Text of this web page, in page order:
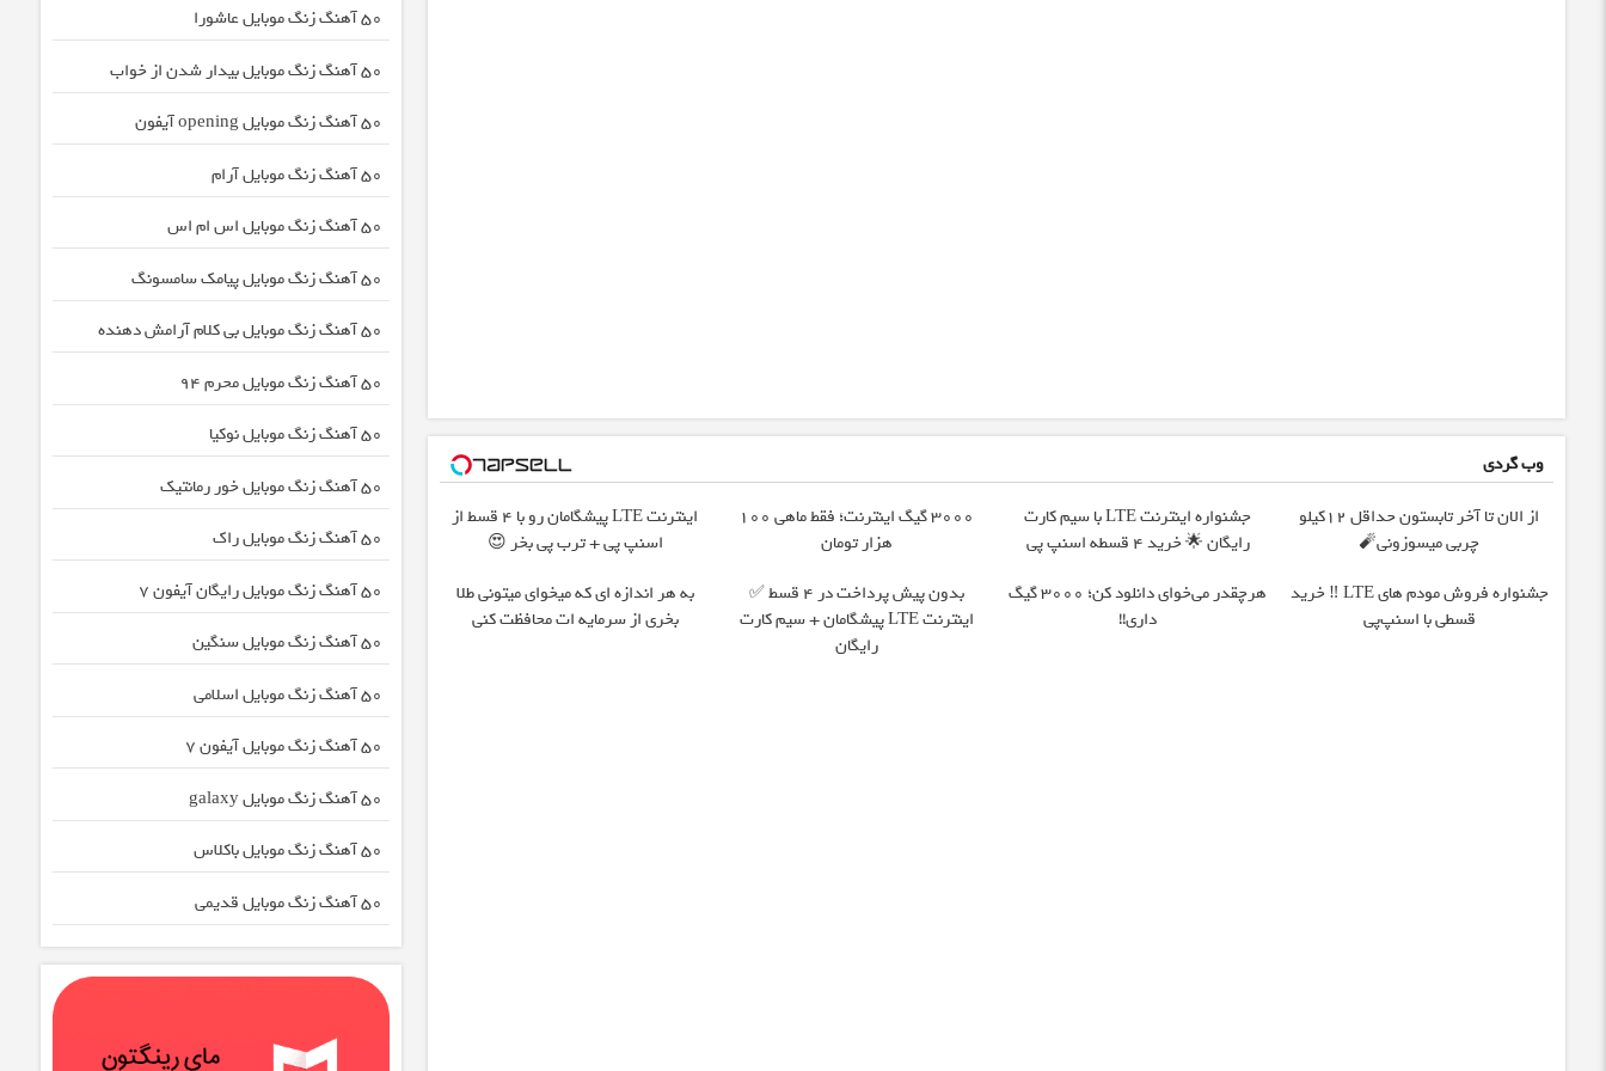
وب گردی
از الان تا آخر تابستون حداقل 12کیلو
چربی میسوزونی🧨
جشنواره اینترنت LTE با سیم کارت
رایگان 🌟 خرید 4 قسطه اسنپ پی
3000 گیگ اینترنت؛ فقط ماهی 100
هزار تومان
اینترنت LTE پیشگامان رو با 4 قسط از
اسنپ پی + ترب پی بخر 😍
جشنواره فروش مودم های LTE ‼️ خرید
قسطی با اسنپ‌پی
هرچقدر می‌خوای دانلود کن؛ 3000 گیگ
داری!!
بدون پیش پرداخت در 4 قسط ✅
اینترنت LTE پیشگامان + سیم کارت
رایگان
به هر اندازه ای که میخوای میتونی طلا
بخری از سرمایه ات محافظت کنی
50 آهنگ زنگ موبایل عاشورا
50 آهنگ زنگ موبایل بیدار شدن از خواب
50 آهنگ زنگ موبایل opening آیفون
50 آهنگ زنگ موبایل آرام
50 آهنگ زنگ موبایل اس ام اس
50 آهنگ زنگ موبایل پیامک سامسونگ
50 آهنگ زنگ موبایل بی کلام آرامش دهنده
50 آهنگ زنگ موبایل محرم 94
50 آهنگ زنگ موبایل نوکیا
50 آهنگ زنگ موبایل خور رمانتیک
50 آهنگ زنگ موبایل راک
50 آهنگ زنگ موبایل رایگان آیفون 7
50 آهنگ زنگ موبایل سنگین
50 آهنگ زنگ موبایل اسلامی
50 آهنگ زنگ موبایل آیفون 7
50 آهنگ زنگ موبایل galaxy
50 آهنگ زنگ موبایل باکلاس
50 آهنگ زنگ موبایل قدیمی